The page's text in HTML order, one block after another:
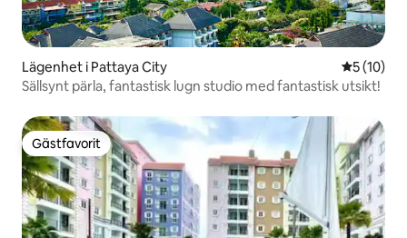
Lägenhet i Pattaya City 5 av 5 i
5 (10)
Sällsynt pärla, fantastisk lugn studio med fantastisk utsikt!
Gästfavorit
Gästfavorit